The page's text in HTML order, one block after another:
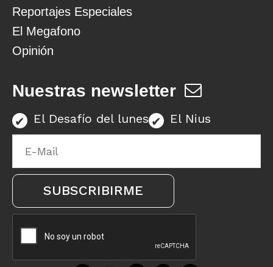
Reportajes Especiales
El Megafono
Opinión
Nuestras newsletter
El Desafío del lunes El Nius